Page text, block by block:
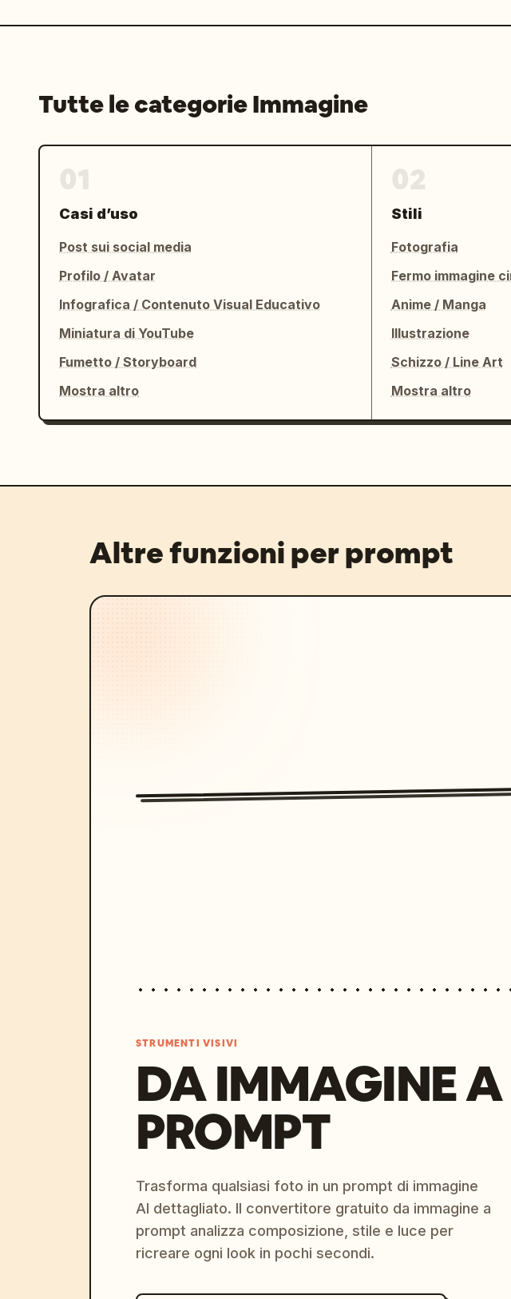
Tutte le categorie Immagine
Casi d’uso
Post sui social media
Profilo / Avatar
Infografica / Contenuto Visual Educativo
Miniatura di YouTube
Fumetto / Storyboard
Mostra altro
Stili
Fotografia
Anime / Manga
Illustrazione
Schizzo / Line Art
Mostra altro
Altre funzioni per prompt
STRUMENTI VISIVI
DA IMMAGINE A
PROMPT
Trasforma qualsiasi foto in un prompt di immagine
AI dettagliato. Il convertitore gratuito da immagine a
prompt analizza composizione, stile e luce per
ricreare ogni look in pochi secondi.